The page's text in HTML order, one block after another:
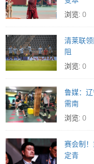
浏览: 0
清莱联
阻
浏览: 0
鲁媒：
需南
浏览: 0
赛会制
定青